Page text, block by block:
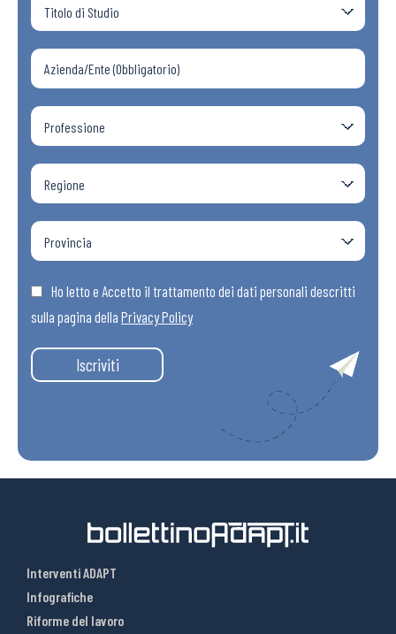
Ho letto e Accetto il trattamento dei dati personali descritti
sulla pagina della Privacy Policy
Iscriviti
Interventi ADAPT
Infografiche
Riforme del lavoro